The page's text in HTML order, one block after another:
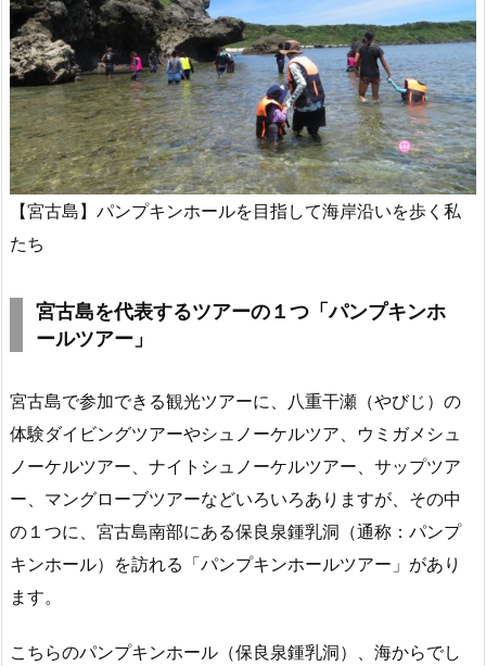
【宮古島】パンプキンホールを目指して海岸沿いを歩く私
たち
宮古島を代表するツアーの１つ「パンプキンホ
ールツアー」
宮古島で参加できる観光ツアーに、八重干瀬（やびじ）の
体験ダイビングツアーやシュノーケルツア、ウミガメシュ
ノーケルツアー、ナイトシュノーケルツアー、サップツア
ー、マングローブツアーなどいろいろありますが、その中
の１つに、宮古島南部にある保良泉鍾乳洞（通称：パンプ
キンホール）を訪れる「パンプキンホールツアー」があり
ます。
こちらのパンプキンホール（保良泉鍾乳洞）、海からでし